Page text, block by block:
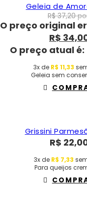
Geleia de
R$37,20
O preço original
R$
O preço atual é:
3x de R$ 11,33
Geleia sem
Grissini
R$
3x de R$ 7,33
Para queijos